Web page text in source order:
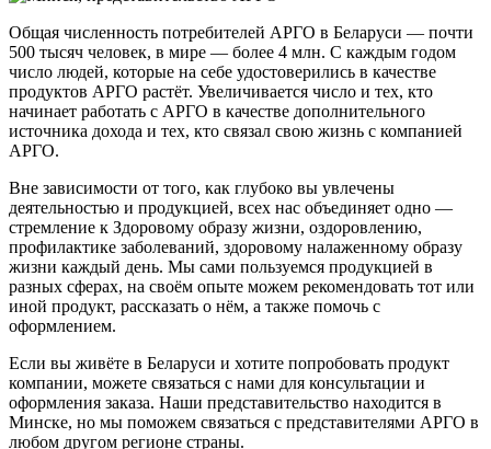
Общая численность потребителей АРГО в Беларуси — почти
500 тысяч человек, в мире — более 4 млн. С каждым годом
число людей, которые на себе удостоверились в качестве
продуктов АРГО растёт. Увеличивается число и тех, кто
начинает работать с АРГО в качестве дополнительного
источника дохода и тех, кто связал свою жизнь с компанией
АРГО.
Вне зависимости от того, как глубоко вы увлечены
деятельностью и продукцией, всех нас объединяет одно —
стремление к Здоровому образу жизни, оздоровлению,
профилактике заболеваний, здоровому налаженному образу
жизни каждый день. Мы сами пользуемся продукцией в
разных сферах, на своём опыте можем рекомендовать тот или
иной продукт, рассказать о нём, а также помочь с
оформлением.
Если вы живёте в Беларуси и хотите попробовать продукт
компании, можете связаться с нами для консультации и
оформления заказа. Наши представительство находится в
Минске, но мы поможем связаться с представителями АРГО в
любом другом регионе страны.